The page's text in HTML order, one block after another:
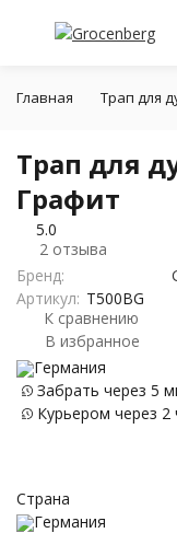
Главная Трап для
Трап для
Графит
5.0
2 отзыва
Бренд:
Артикул: T500BG
К сравнению
В избранное
Германия
Забрать через 5
Курьером через 2
Страна
Германия